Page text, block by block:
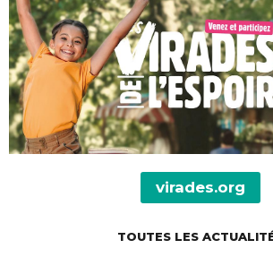
A LA UNE
VIVRE AVEC
SOIGNER AUJOURD'HUI
DEMAIN
virades.org
TOUTES LES